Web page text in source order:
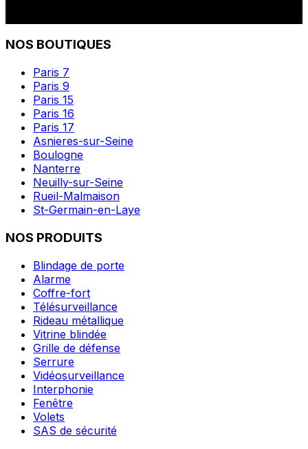
NOS BOUTIQUES
Paris 7
Paris 9
Paris 15
Paris 16
Paris 17
Asnieres-sur-Seine
Boulogne
Nanterre
Neuilly-sur-Seine
Rueil-Malmaison
St-Germain-en-Laye
NOS PRODUITS
Blindage de porte
Alarme
Coffre-fort
Télésurveillance
Rideau métallique
Vitrine blindée
Grille de défense
Serrure
Vidéosurveillance
Interphonie
Fenêtre
Volets
SAS de sécurité